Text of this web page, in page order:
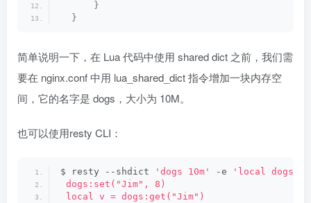
}
}
简单说明一下，在 Lua 代码中使用 shared dict 之前，我们需
要在 nginx.conf 中用 lua_shared_dict 指令增加一块内存空
间，它的名字是 dogs，大小为 10M。
也可以使用resty CLI：
$ resty --shdict 'dogs 10m' -e
'local dogs =
dogs:set("Jim", 8)
local v = dogs:get("Jim")